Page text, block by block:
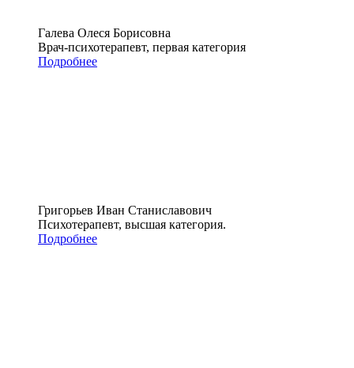
Галева Олеся Борисовна
Врач-психотерапевт, первая категория
Подробнее
Григорьев Иван Станиславович
Психотерапевт, высшая категория.
Подробнее